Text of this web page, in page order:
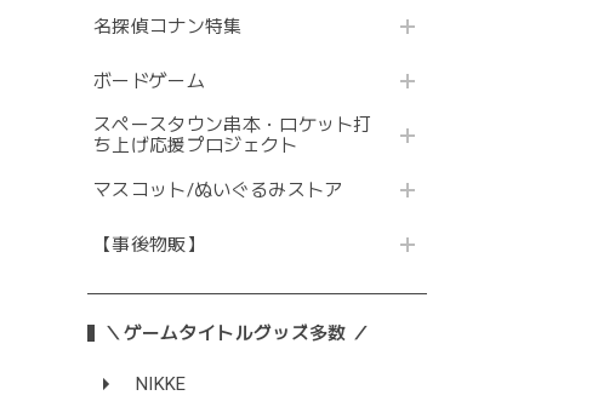
名探偵コナン特集
ボードゲーム
スペースタウン串本・ロケット打
ち上げ応援プロジェクト
マスコット/ぬいぐるみストア
【事後物販】
＼ゲームタイトルグッズ多数 ／
NIKKE